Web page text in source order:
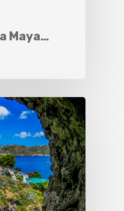
Maya…